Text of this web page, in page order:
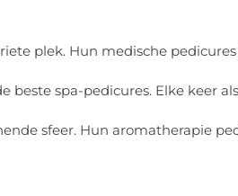
plek. Hun medische
beste spa-pedicures. Elke keer
sfeer. Hun aromatherapie